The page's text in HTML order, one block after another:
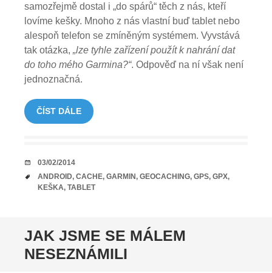
samozřejmě dostal i „do spárů“ těch z nás, kteří
lovíme kešky. Mnoho z nás vlastní buď tablet nebo
alespoň telefon se zmíněným systémem. Vyvstává
tak otázka, „lze tyhle zařízenípoužít k nahrání dat
do toho mého Garmina?“. Odpověď na ní však není
jednoznačná.
ČÍST DÁLE
DATUM
03/02/2014
TAGY
ANDROID, CACHE, GARMIN, GEOCACHING, GPS, GPX,
KEŠKA, TABLET
JAK JSME SE MÁLEM
NESEZNÁMILI